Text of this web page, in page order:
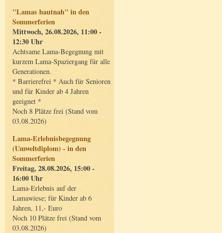
"Lamas hautnah" in den
Sommerferien
Mittwoch, 26.08.2026, 11:00 -
12:30 Uhr
Achtsame Lama-Begegnung mit
kurzem Lama-Spaziergang für alle
Generationen.
* Barrierefrei * Auch für Senioren
und für Kinder ab 4 Jahren
geeignet *
Noch 8 Plätze frei (Stand vom
03.08.2026)
Lama-Erlebnisbegegnung
(Umweltdiplom) - in den
Sommerferien
Freitag, 28.08.2026, 15:00 -
16:00 Uhr
Lama-Erlebnis auf der
Lamawiese; für Kinder ab 6
Jahren, 11,- Euro
Noch 10 Plätze frei (Stand vom
03.08.2026)